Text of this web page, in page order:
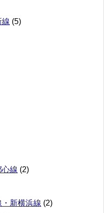
線 (5)
心線 (2)
新横浜線 (2)